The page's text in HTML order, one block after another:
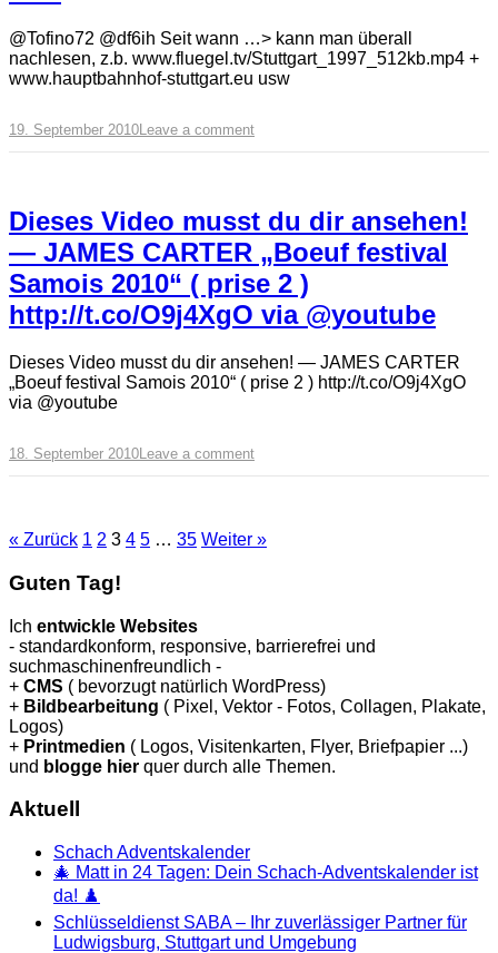
@Tofino72 @df6ih Seit wann …> kann man überall
nachlesen, z.b. www.fluegel.tv/Stuttgart_1997_512kb.mp4 +
www.hauptbahnhof-stuttgart.eu usw
19. September 2010Leave a comment
Dieses Video musst du dir ansehen!
— JAMES CARTER „Boeuf festival
Samois 2010“ ( prise 2 )
http://t.co/O9j4XgO via @youtube
Dieses Video musst du dir ansehen! — JAMES CARTER
„Boeuf festival Samois 2010“ ( prise 2 ) http://t.co/O9j4XgO
via @youtube
18. September 2010Leave a comment
« Zurück 1 2 3 4 5 … 35 Weiter »
Guten Tag!
Ich entwickle Websites
- standardkonform, responsive, barrierefrei und
suchmaschinenfreundlich -
+ CMS ( bevorzugt natürlich WordPress)
+ Bildbearbeitung ( Pixel, Vektor - Fotos, Collagen, Plakate,
Logos)
+ Printmedien ( Logos, Visitenkarten, Flyer, Briefpapier ...)
und blogge hier quer durch alle Themen.
Aktuell
Schach Adventskalender
🎄 Matt in 24 Tagen: Dein Schach-Adventskalender ist
da! ♟️
Schlüsseldienst SABA – Ihr zuverlässiger Partner für
Ludwigsburg, Stuttgart und Umgebung